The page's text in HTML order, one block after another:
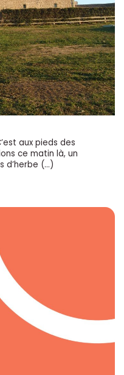
aux pieds des
ce matin là, un
d’herbe (…)